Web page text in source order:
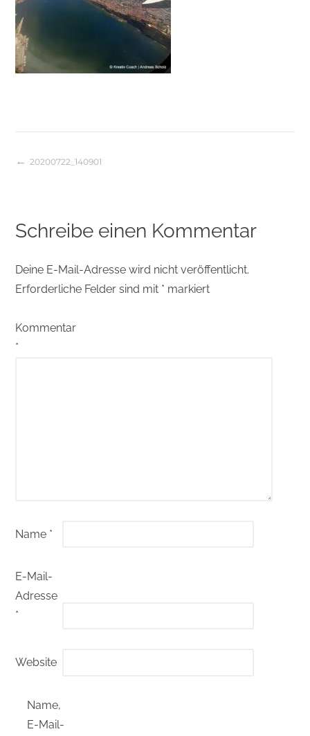
Beitragsnavigation
20200722_140901
Schreibe einen Kommentar
Deine E-Mail-Adresse wird nicht veröffentlicht.
Erforderliche Felder sind mit * markiert
Kommentar
*
Name *
E-Mail-
Adresse
*
Website
Name,
E-Mail-